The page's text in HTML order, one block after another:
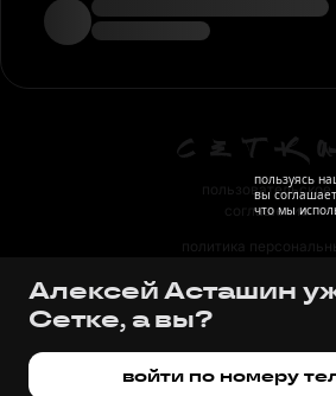
пользовательское
соглашение
политика
правила
Алексей Асташин
Сетке, а вы?
войти по номеру
пользуясь
вы
что мы